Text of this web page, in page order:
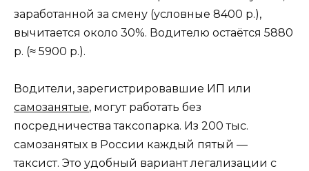
заработанной за смену (условные 8400 р.),
вычитается около 30%. Водителю остаётся 5880
р. (≈ 5900 р.).
Водители, зарегистрировавшие ИП или
самозанятые, могут работать без
посредничества таксопарка. Из 200 тыс.
самозанятых в России каждый пятый —
таксист. Это удобный вариант легализации с